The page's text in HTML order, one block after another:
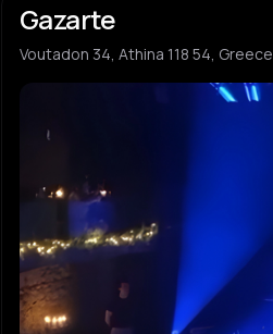
Gazarte
Voutadon 34, Athina 118 54, Greece